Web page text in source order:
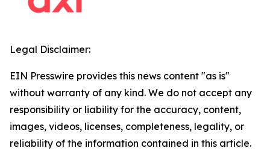
Legal Disclaimer:
EIN Presswire provides this news content "as is"
without warranty of any kind. We do not accept any
responsibility or liability for the accuracy, content,
images, videos, licenses, completeness, legality, or
reliability of the information contained in this article.